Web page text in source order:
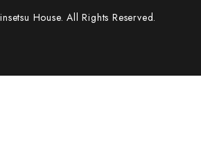
House. All Rights Reserved.